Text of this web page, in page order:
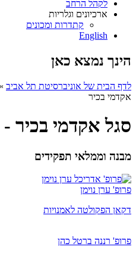
לקהל הרחב
ארכיונים וגלריות
קתדרות ומכונים
English
הינך נמצא כאן
לדף הבית של אוניברסיטת תל אביב »
אקדמי בכיר
סגל אקדמי בכיר
מבנה וממלאי תפקידים
פרופ' ערן נוימן
דקאן הפקולטה לאמנויות
פרופ' רננה ברטל כהן